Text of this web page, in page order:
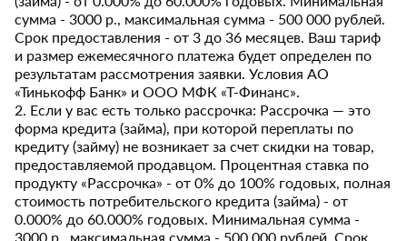
сумма - 3000 р., максимальная сумма - 500 000 рублей.
Срок предоставления - от 3 до 36 месяцев. Ваш тариф
и размер ежемесячного платежа будет определен по
результатам рассмотрения заявки. Условия АО
«Тинькофф Банк» и ООО МФК «Т-Финанс».
2. Если у вас есть только рассрочка: Рассрочка — это
форма кредита (займа), при которой переплаты по
кредиту (займу) не возникает за счет скидки на товар,
предоставляемой продавцом. Процентная ставка по
продукту «Рассрочка» - от 0% до 100% годовых, полная
стоимость потребительского кредита (займа) - от
0.000% до 60.000% годовых. Минимальная сумма -
3000 р., максимальная сумма - 500 000 рублей. Срок